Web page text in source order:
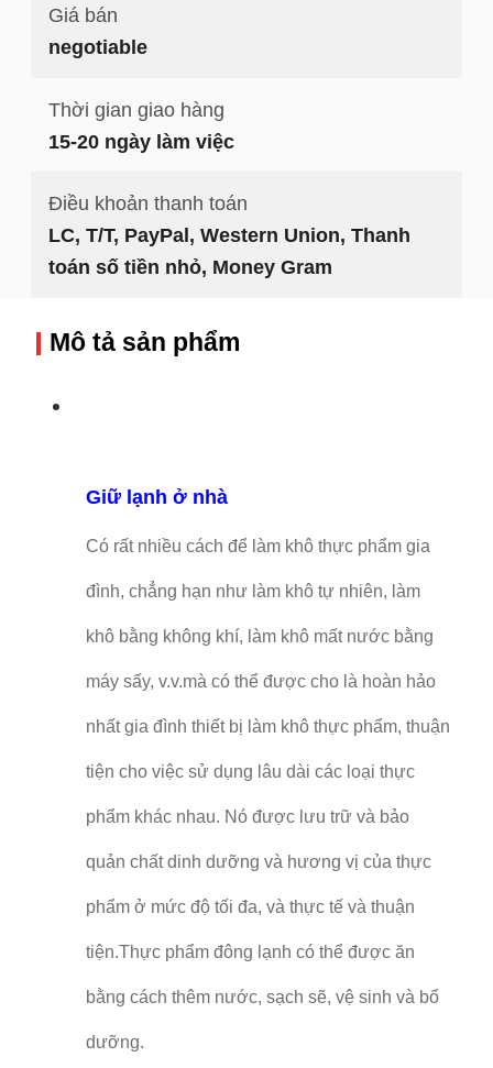
Giá bán
negotiable
Thời gian giao hàng
15-20 ngày làm việc
Điều khoản thanh toán
LC, T/T, PayPal, Western Union, Thanh
toán số tiền nhỏ, Money Gram
Mô tả sản phẩm
Giữ lạnh ở nhà
Có rất nhiều cách để làm khô thực phẩm gia
đình, chẳng hạn như làm khô tự nhiên, làm
khô bằng không khí, làm khô mất nước bằng
máy sấy, v.v.mà có thể được cho là hoàn hảo
nhất gia đình thiết bị làm khô thực phẩm, thuận
tiện cho việc sử dụng lâu dài các loại thực
phẩm khác nhau. Nó được lưu trữ và bảo
quản chất dinh dưỡng và hương vị của thực
phẩm ở mức độ tối đa, và thực tế và thuận
tiện.Thực phẩm đông lạnh có thể được ăn
bằng cách thêm nước, sạch sẽ, vệ sinh và bổ
dưỡng.